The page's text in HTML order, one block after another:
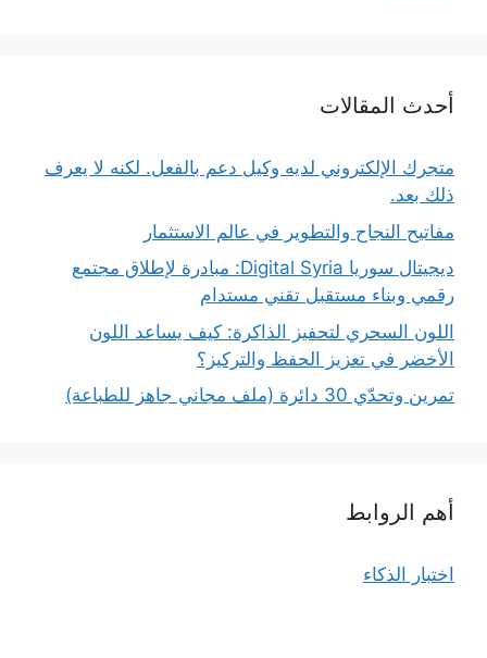
أحدث المقالات
متجرك الإلكتروني لديه وكيل دعم بالفعل. لكنه لا يعرف
ذلك بعد.
مفاتيح النجاح والتطوير في عالم الاستثمار
ديجيتال سوريا Digital Syria: مبادرة لإطلاق مجتمع
رقمي وبناء مستقبل تقني مستدام
اللون السحري لتحفيز الذاكرة: كيف يساعد اللون
الأخضر في تعزيز الحفظ والتركيز؟
تمرين وتحدّي 30 دائرة (ملف مجاني جاهز للطباعة)
أهم الروابط
اختبار الذكاء